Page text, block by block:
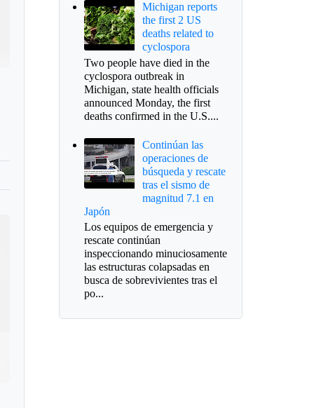
Michigan reports
the first 2 US
deaths related to
cyclospora
Two people have died in the
cyclospora outbreak in
Michigan, state health officials
announced Monday, the first
deaths confirmed in the U.S....
Continúan las
operaciones de
búsqueda y rescate
tras el sismo de
magnitud 7.1 en
Japón
Los equipos de emergencia y
rescate continúan
inspeccionando minuciosamente
las estructuras colapsadas en
busca de sobrevivientes tras el
po...